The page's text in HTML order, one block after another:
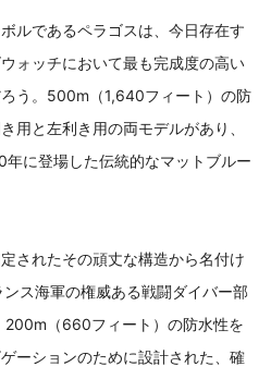
ルであるペラゴスは、今日存在す
ォッチにおいて最も完成度の高い
う。500m（1,640フィート）の防
用と左利き用の両モデルがあり、
に登場した伝統的なマットブルー
されたその頑丈な構造から名付け
ス海軍の権威ある戦闘ダイバー部
200m（660フィート）の防水性を
ーションのために設計された、確